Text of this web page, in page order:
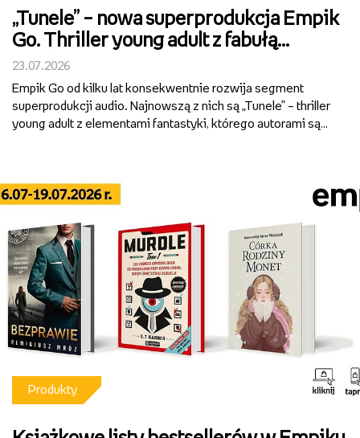
„Tunele” – nowa superprodukcja Empik
Go. Thriller young adult z fabułą
osadzoną w sercu Warmii
23.07.2026
Empik Go od kilku lat konsekwentnie rozwija segment
superprodukcji audio. Najnowszą z nich są „Tunele” – thriller
young adult z elementami fantastyki, którego autorami są
Produkty